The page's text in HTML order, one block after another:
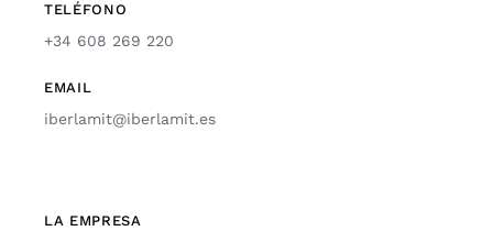
TELÉFONO
+34 608 269 220
EMAIL
iberlamit@iberlamit.es
LA EMPRESA